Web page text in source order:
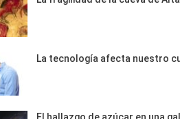
La tecnología afecta nuestro